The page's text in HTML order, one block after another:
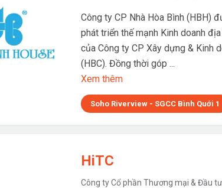
Công ty CP Nhà Hòa Bình (HBH)
phát triển thế mạnh Kinh doanh
của Công ty CP Xây dựng & Kinh
(HBC). Đồng thời góp ...
Xem thêm
Soho Riverview - SGCC Bình Quới 1
HiTC
Công ty Cổ phần Thương mại & Đầu